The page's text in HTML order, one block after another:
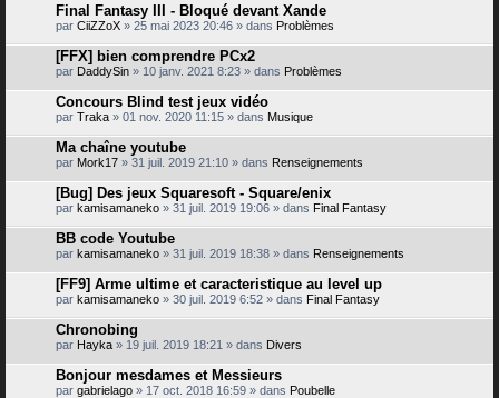
Final Fantasy III - Bloqué devant Xande
par CiiZZoX » 25 mai 2023 20:46 » dans Problèmes
[FFX] bien comprendre PCx2
par DaddySin » 10 janv. 2021 8:23 » dans Problèmes
Concours Blind test jeux vidéo
par Traka » 01 nov. 2020 11:15 » dans Musique
Ma chaîne youtube
par Mork17 » 31 juil. 2019 21:10 » dans Renseignements
[Bug] Des jeux Squaresoft - Square/enix
par kamisamaneko » 31 juil. 2019 19:06 » dans Final Fantasy
BB code Youtube
par kamisamaneko » 31 juil. 2019 18:38 » dans Renseignements
[FF9] Arme ultime et caracteristique au level up
par kamisamaneko » 30 juil. 2019 6:52 » dans Final Fantasy
Chronobing
par Hayka » 19 juil. 2019 18:21 » dans Divers
Bonjour mesdames et Messieurs
par gabrielago » 17 oct. 2018 16:59 » dans Poubelle